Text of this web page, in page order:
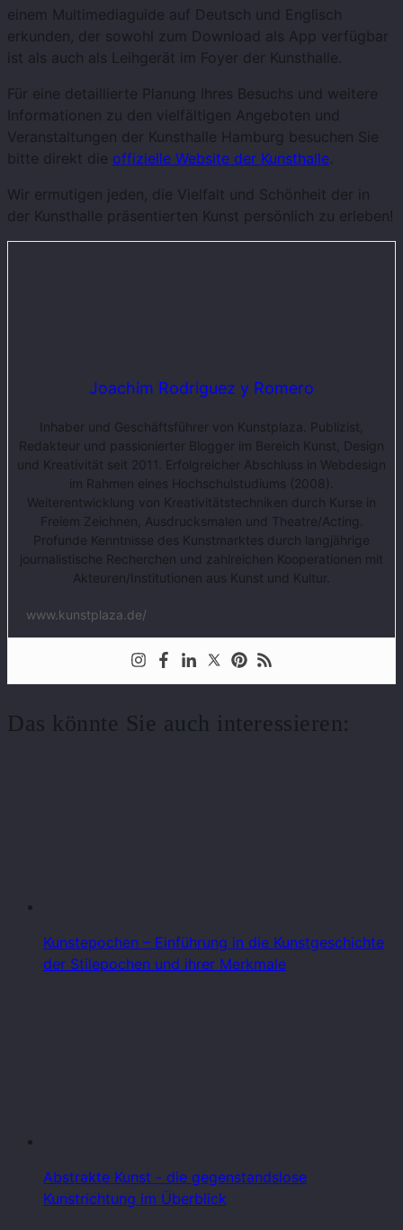
einem Multimediaguide auf Deutsch und Englisch
erkunden, der sowohl zum Download als App verfügbar
ist als auch als Leihgerät im Foyer der Kunsthalle​​​​.
Für eine detaillierte Planung Ihres Besuchs und weitere
Informationen zu den vielfältigen Angeboten und
Veranstaltungen der Kunsthalle Hamburg besuchen Sie
bitte direkt die offizielle Website der Kunsthalle.
Wir ermutigen jeden, die Vielfalt und Schönheit der in
der Kunsthalle präsentierten Kunst persönlich zu erleben!
Joachim Rodriguez y Romero
Inhaber und Geschäftsführer von Kunstplaza. Publizist,
Redakteur und passionierter Blogger im Bereich Kunst, Design
und Kreativität seit 2011. Erfolgreicher Abschluss in Webdesign
im Rahmen eines Hochschulstudiums (2008).
Weiterentwicklung von Kreativitätstechniken durch Kurse in
Freiem Zeichnen, Ausdrucksmalen und Theatre/Acting.
Profunde Kenntnisse des Kunstmarktes durch langjährige
journalistische Recherchen und zahlreichen Kooperationen mit
Akteuren/Institutionen aus Kunst und Kultur.
www.kunstplaza.de/
Das könnte Sie auch interessieren:
Kunstepochen – Einführung in die Kunstgeschichte
der Stilepochen und ihrer Merkmale
Abstrakte Kunst - die gegenstandslose
Kunstrichtung im Überblick